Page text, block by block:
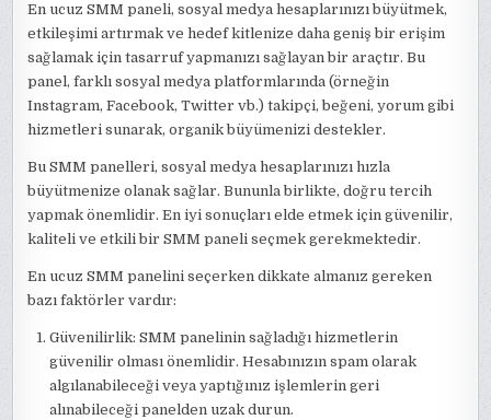
En ucuz SMM paneli, sosyal medya hesaplarınızı büyütmek,
etkileşimi artırmak ve hedef kitlenize daha geniş bir erişim
sağlamak için tasarruf yapmanızı sağlayan bir araçtır. Bu
panel, farklı sosyal medya platformlarında (örneğin
Instagram, Facebook, Twitter vb.) takipçi, beğeni, yorum gibi
hizmetleri sunarak, organik büyümenizi destekler.
Bu SMM panelleri, sosyal medya hesaplarınızı hızla
büyütmenize olanak sağlar. Bununla birlikte, doğru tercih
yapmak önemlidir. En iyi sonuçları elde etmek için güvenilir,
kaliteli ve etkili bir SMM paneli seçmek gerekmektedir.
En ucuz SMM panelini seçerken dikkate almanız gereken
bazı faktörler vardır:
Güvenilirlik: SMM panelinin sağladığı hizmetlerin
güvenilir olması önemlidir. Hesabınızın spam olarak
algılanabileceği veya yaptığınız işlemlerin geri
alınabileceği panelden uzak durun.